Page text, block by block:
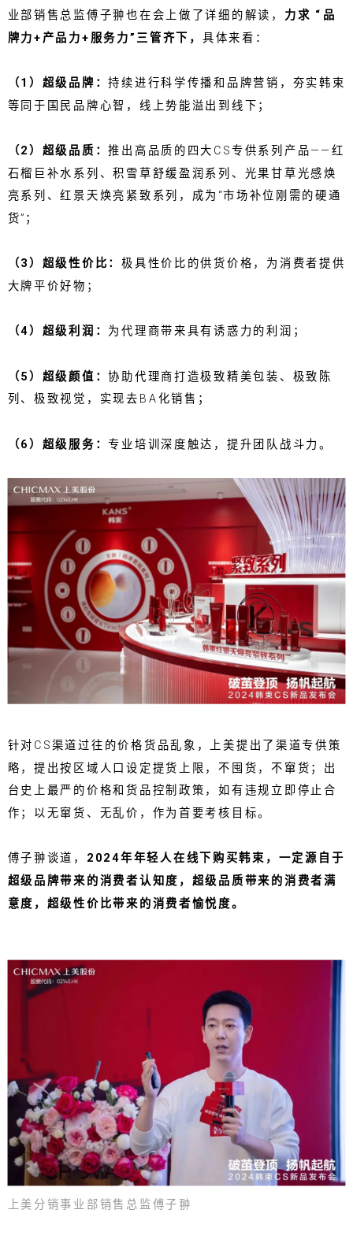
业部销售总监傅子翀也在会上做了详细的解读， 力求 “品
牌力+产品力+服务力”三管齐下， 具体来看：
（1）超级品牌：持续进行科学传播和品牌营销，夯实韩束
等同于国民品牌心智，线上势能溢出到线下；
（2）超级品质：推出高品质的四大CS专供系列产品——红
石榴巨补水系列、积雪草舒缓盈润系列、光果甘草光感焕
亮系列、红景天焕亮紧致系列，成为“市场补位刚需的硬通
货”；
（3）超级性价比：极具性价比的供货价格，为消费者提供
大牌平价好物；
（4）超级利润： 为代理商带来具有诱惑力的利润；
（5）超级颜值：协助代理商打造极致精美包装、极致陈
列、极致视觉，实现去BA化销售；
（6）超级服务：专业培训深度触达，提升团队战斗力。
针对CS渠道过往的价格货品乱象，上美提出了渠道专供策
略，提出按区域人口设定提货上限，不囤货，不窜货；出
台史上最严的价格和货品控制政策，如有违规立即停止合
作；以无窜货、无乱价，作为首要考核目标。
傅子翀谈道， 2024年年轻人在线下购买韩束，一定源自于
超级品牌带来的消费者认知度，超级品质带来的消费者满
意度，超级性价比带来的消费者愉悦度。
上美分销事业部销售总监傅子翀